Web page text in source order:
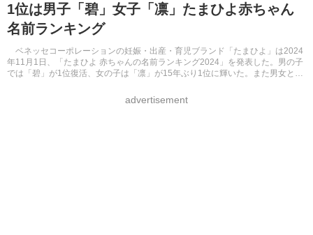
8月開催イベント・WS 全国公立高校 過去問 人気記事
自由研究教材（小学生向け）
1位は男子「碧」女子「凛」たまひよ赤ちゃん
名前ランキング
ベネッセコーポレーションの妊娠・出産・育児ブランド「たまひよ」は2024
年11月1日、「たまひよ 赤ちゃんの名前ランキング2024」を発表した。男の子
では「碧」が1位復活、女の子は「凛」が15年ぶり1位に輝いた。また男女とも
advertisement